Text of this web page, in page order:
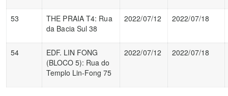
53
THE PRAIA T4: Rua
da Bacia Sul 38
2022/07/12 2022/07/18
54
EDF. LIN FONG
(BLOCO 5): Rua do
Templo Lin-Fong 75
2022/07/12 2022/07/18